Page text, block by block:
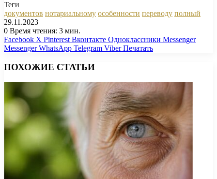
Теги
документов нотариальному особенности переводу полный
29.11.2023
0 Время чтения: 3 мин.
Facebook X Pinterest Вконтакте Одноклассники Messenger
Messenger WhatsApp Telegram Viber Печатать
ПОХОЖИЕ СТАТЬИ